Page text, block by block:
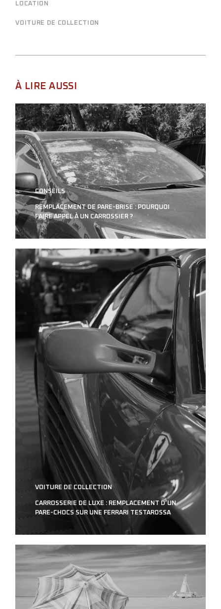
LOCATION
VOITURE DE COLLECTION
À LIRE AUSSI
CONSEILS
REMPLACEMENT DE PARE-BRISE : POURQUOI
FAIRE APPEL À UN CARROSSIER ?
VOITURE DE COLLECTION
CARROSSERIE DE LUXE : REMPLACEMENT D’UN
PARE-CHOCS SUR UNE FERRARI TESTAROSSA